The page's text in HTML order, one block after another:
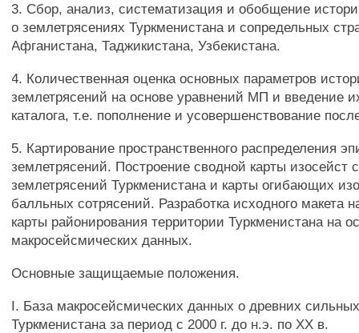
3. Сбор, анализ, систематизация и обобщение
о землетрясениях Туркменистана и сопредельных
Афганистана, Таджикистана, Узбекистана.
4. Количественная оценка основных параметров
землетрясений на основе уравнений МП и введение
каталога, т.е. пополнение и усовершенствование
5. Картирование пространственного распределения
землетрясений. Построение сводной карты
землетрясений Туркменистана и карты огибающих
балльных сотрясений. Разработка исходного макета
карты районирования территории Туркменистана на
макросейсмических данных.
Основные защищаемые положения.
I. База макросейсмических данных о древних
Туркменистана за период с 2000 г. до н.э. по XX в.